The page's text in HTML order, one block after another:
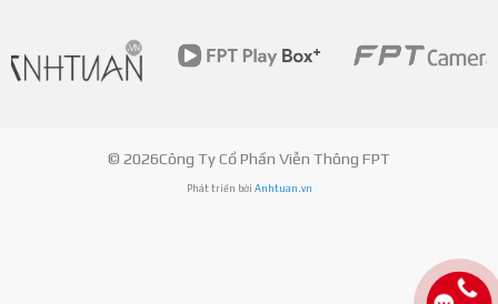
© 2026Công Ty Cổ Phần Viễn Thông FPT
Phát triển bởi Anhtuan.vn